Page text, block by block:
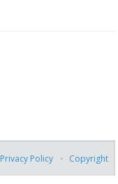
Privacy Policy Copyright